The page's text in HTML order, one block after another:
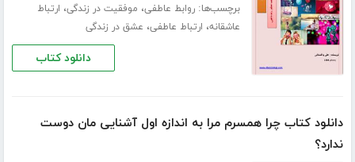
برچسب‌ها:روابط عاطفی، موفقیت در زندگی، ارتباط
عاشقانه، ارتباط عاطفی، عشق در زندگی
دانلود کتاب
دانلود کتاب چرا همسرم مرا به ‌اندازه اول آشنایی مان دوست
ندارد؟